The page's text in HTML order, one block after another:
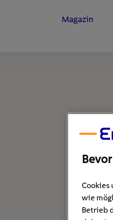
Magazin
Cookies
wie
Betrieb